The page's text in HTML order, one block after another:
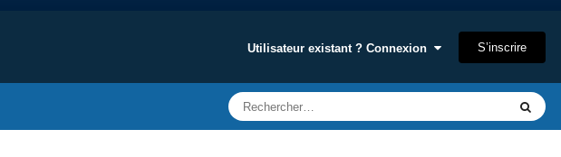
Utilisateur existant ? Connexion S’inscrire